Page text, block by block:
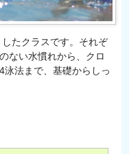
たクラスです。それぞ
ない水慣れから、クロ
泳法まで、基礎からしっ